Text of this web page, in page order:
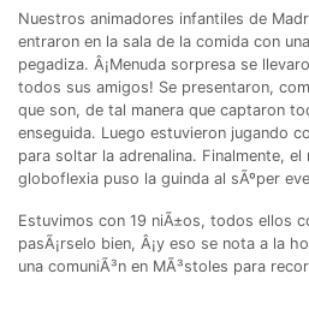
Nuestros animadores infantiles de
entraron en la sala de la comida con
pegadiza. Â¡Menuda sorpresa se
todos sus amigos! Se presentaron,
que son, de tal manera que captaron
enseguida. Luego estuvieron jugando
para soltar la adrenalina. Finalmente,
globoflexia puso la guinda al sÃºper
Estuvimos con 19 niÃ±os, todos ellos
pasÃ¡rselo bien, Â¡y eso se nota a la
una comuniÃ³n en MÃ³stoles para